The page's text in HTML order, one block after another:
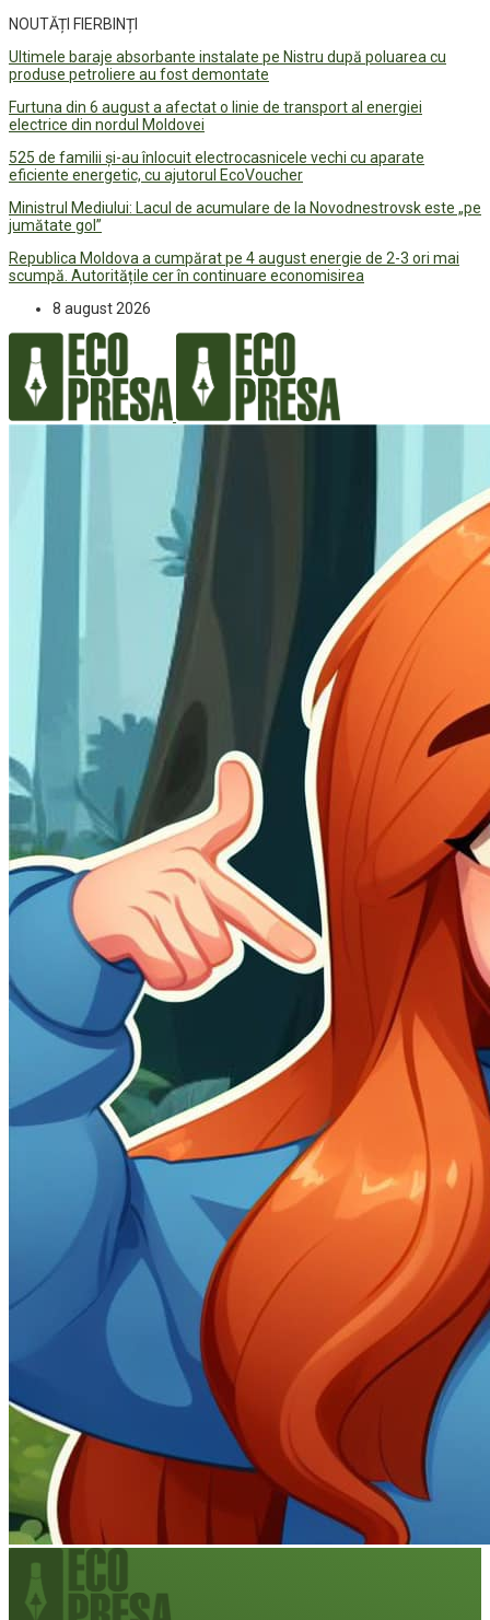
NOUTĂȚI FIERBINȚI
Ultimele baraje absorbante instalate pe Nistru după poluarea cu
produse petroliere au fost demontate
Furtuna din 6 august a afectat o linie de transport al energiei
electrice din nordul Moldovei
525 de familii și-au înlocuit electrocasnicele vechi cu aparate
eficiente energetic, cu ajutorul EcoVoucher
Ministrul Mediului: Lacul de acumulare de la Novodnestrovsk este „pe
jumătate gol”
Republica Moldova a cumpărat pe 4 august energie de 2-3 ori mai
scumpă. Autoritățile cer în continuare economisirea
8 august 2026